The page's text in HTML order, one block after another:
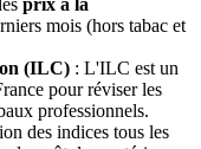
prix à la
mois (hors tabac et
(ILC) : L'ILC est un
pour réviser les
professionnels.
des indices tous les